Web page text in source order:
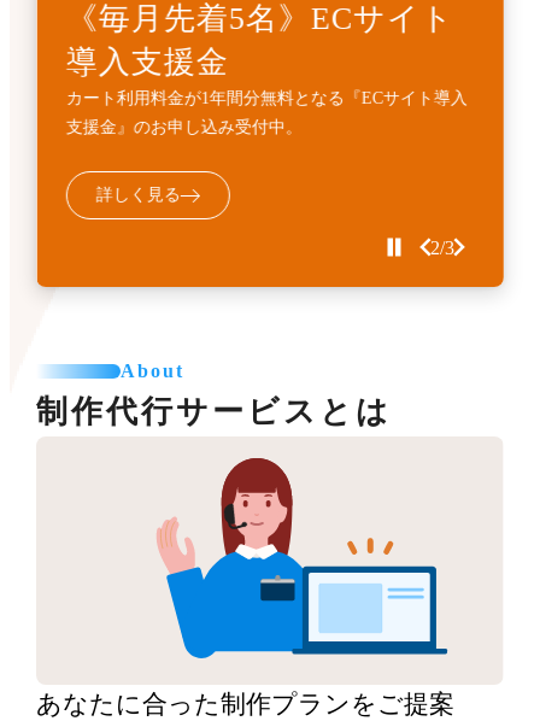
《先着3名》ECサイトリニ
ューアル支援金
カート利用料金1年間無料とECサイト構築費用
10%OFFの『ECサイトサイトリニューアル支援金』受
詳しく見る
《毎月先着5名》ECサイト
導入支援金
カート利用料金が1年間分無料となる『ECサイト導入
支援金』のお申し込み受付中。
詳しく見る
開発・API連携代行サービ
ス
標準機能に加えて、業務フローに合わせた外部連携・
機能追加などの個別開発を代行するサービスです。
詳しく見る
3/3
About
制作代行サービスとは
あなたに合った制作プランをご提案